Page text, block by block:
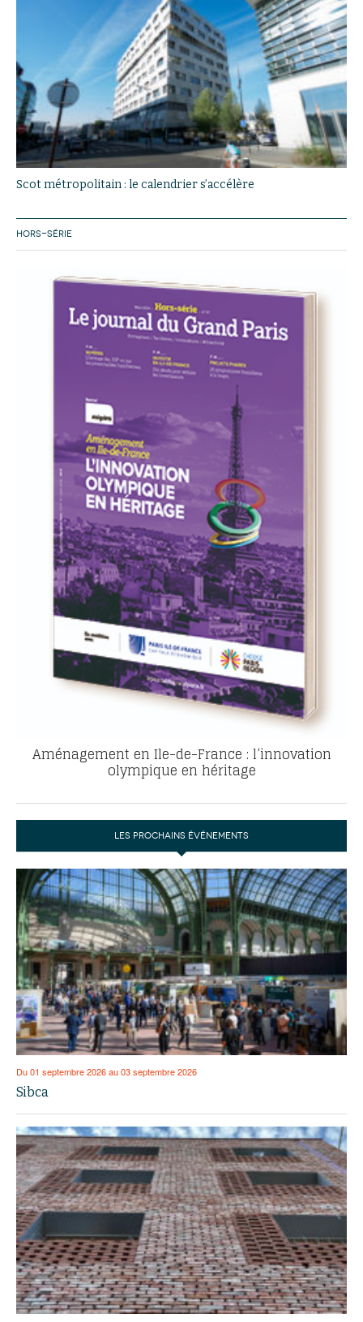
Scot métropolitain : le calendrier s’accélère
HORS-SÉRIE
Aménagement en Ile-de-France : l’innovation
olympique en héritage
LES PROCHAINS ÉVÉNEMENTS
Du 01 septembre 2026 au 03 septembre 2026
Sibca